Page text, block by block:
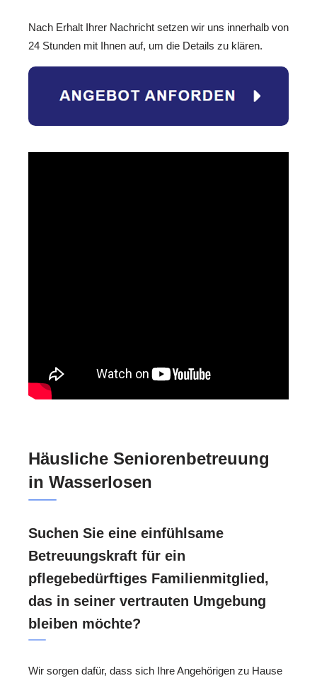
Nach Erhalt Ihrer Nachricht setzen wir uns innerhalb von
24 Stunden mit Ihnen auf, um die Details zu klären.
Häusliche Seniorenbetreuung
in Wasserlosen
Suchen Sie eine einfühlsame
Betreuungskraft für ein
pflegebedürftiges Familienmitglied,
das in seiner vertrauten Umgebung
bleiben möchte?
Wir sorgen dafür, dass sich Ihre Angehörigen zu Hause